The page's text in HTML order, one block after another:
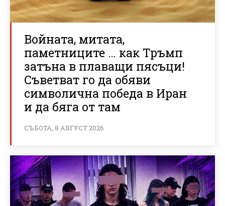
Войната, митата,
паметниците … как Тръмп
затъна в плаващи пясъци!
Съветват го да обяви
символична победа в Иран
и да бяга от там
СЪБОТА, 8 АВГУСТ 2026